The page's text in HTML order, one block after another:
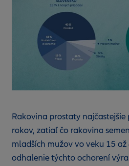
Rakovina prostaty
rokov, zatiaľ čo rakovina
mladších mužov vo veku 15 až
odhalenie týchto ochorení